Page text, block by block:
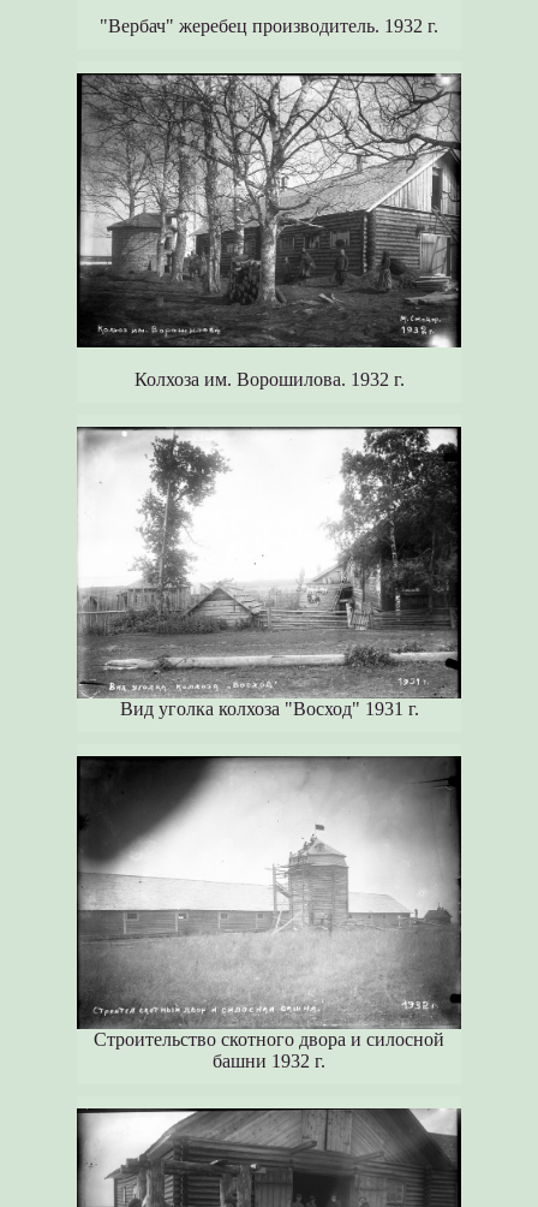
"Вербач" жеребец производитель. 1932 г.
Колхоза им. Ворошилова. 1932 г.
Вид уголка колхоза "Восход" 1931 г.
Строительство скотного двора и силосной
башни 1932 г.